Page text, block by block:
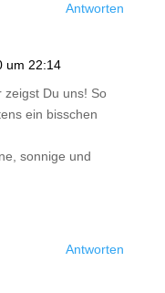
Antworten
um 22:14
zeigst Du uns! So
ein bisschen
sonnige und
Antworten